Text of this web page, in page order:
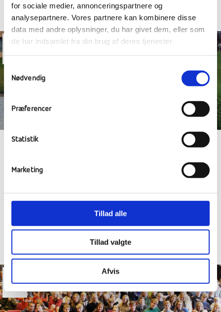
for sociale medier, annonceringspartnere og
analysepartnere. Vores partnere kan kombinere disse
data med andre oplysninger, du har givet dem, eller som
de har indsamlet fra din brug af deres tjenester.
Samtykkevalg
Nødvendig
Præferencer
Statistik
Marketing
Tillad alle
Tillad valgte
Afvis
15
nov
BØLGERIDDER & BERETNING FRA HONG